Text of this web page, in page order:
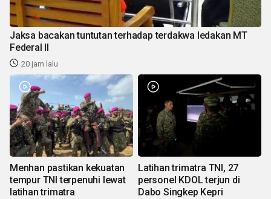
Jaksa bacakan tuntutan terhadap terdakwa ledakan MT
Federal II
20 jam lalu
Menhan pastikan kekuatan
tempur TNI terpenuhi lewat
latihan trimatra
Latihan trimatra TNI, 27
personel KDOL terjun di
Dabo Singkep Kepri